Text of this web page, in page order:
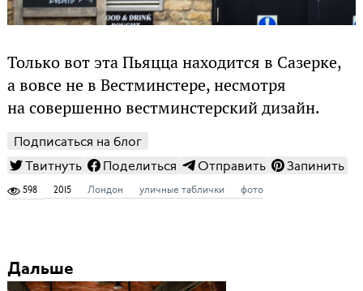
Только вот эта Пьяцца находится в Сазерке,
а вовсе не в Вестминстере, несмотря
на совершенно вестминстерский дизайн.
Подписаться на блог
Твитнуть
Поделиться Отправить Запинить
598 2015 Лондон уличные таблички фото
Дальше